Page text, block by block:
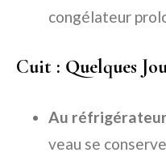
congélateur
Cuit : Quelques
Au
veau se